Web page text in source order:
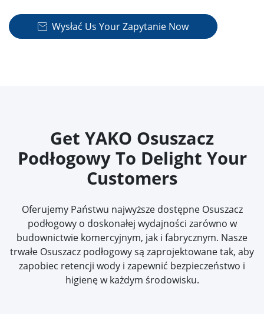
 Wysłać Us Your Zapytanie Now
Get YAKO Osuszacz
Podłogowy To Delight Your
Customers
Oferujemy Państwu najwyższe dostępne Osuszacz
podłogowy o doskonałej wydajności zarówno w
budownictwie komercyjnym, jak i fabrycznym. Nasze
trwałe Osuszacz podłogowy są zaprojektowane tak, aby
zapobiec retencji wody i zapewnić bezpieczeństwo i
higienę w każdym środowisku.